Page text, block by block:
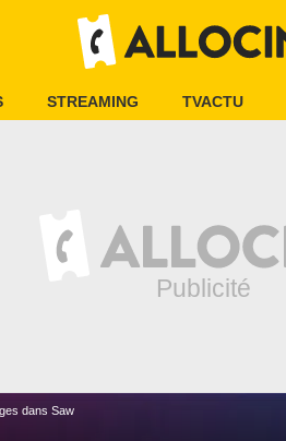
STREAMING TVACTU
dans Saw